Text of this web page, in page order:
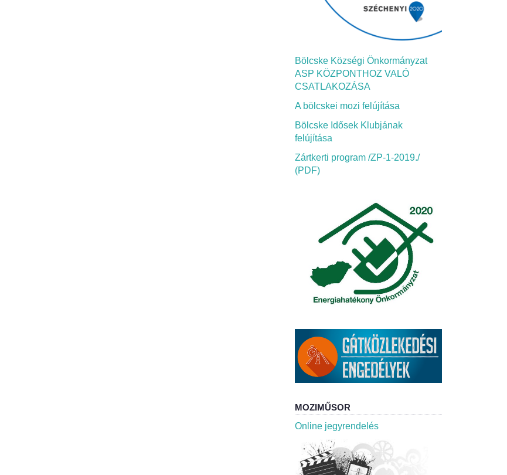
Bölcske Községi Önkormányzat
ASP KÖZPONTHOZ VALÓ
CSATLAKOZÁSA
A bölcskei mozi felújítása
Bölcske Idősek Klubjának
felújítása
Zártkerti program /ZP-1-2019./
(PDF)
MOZIMŰSOR
Online jegyrendelés